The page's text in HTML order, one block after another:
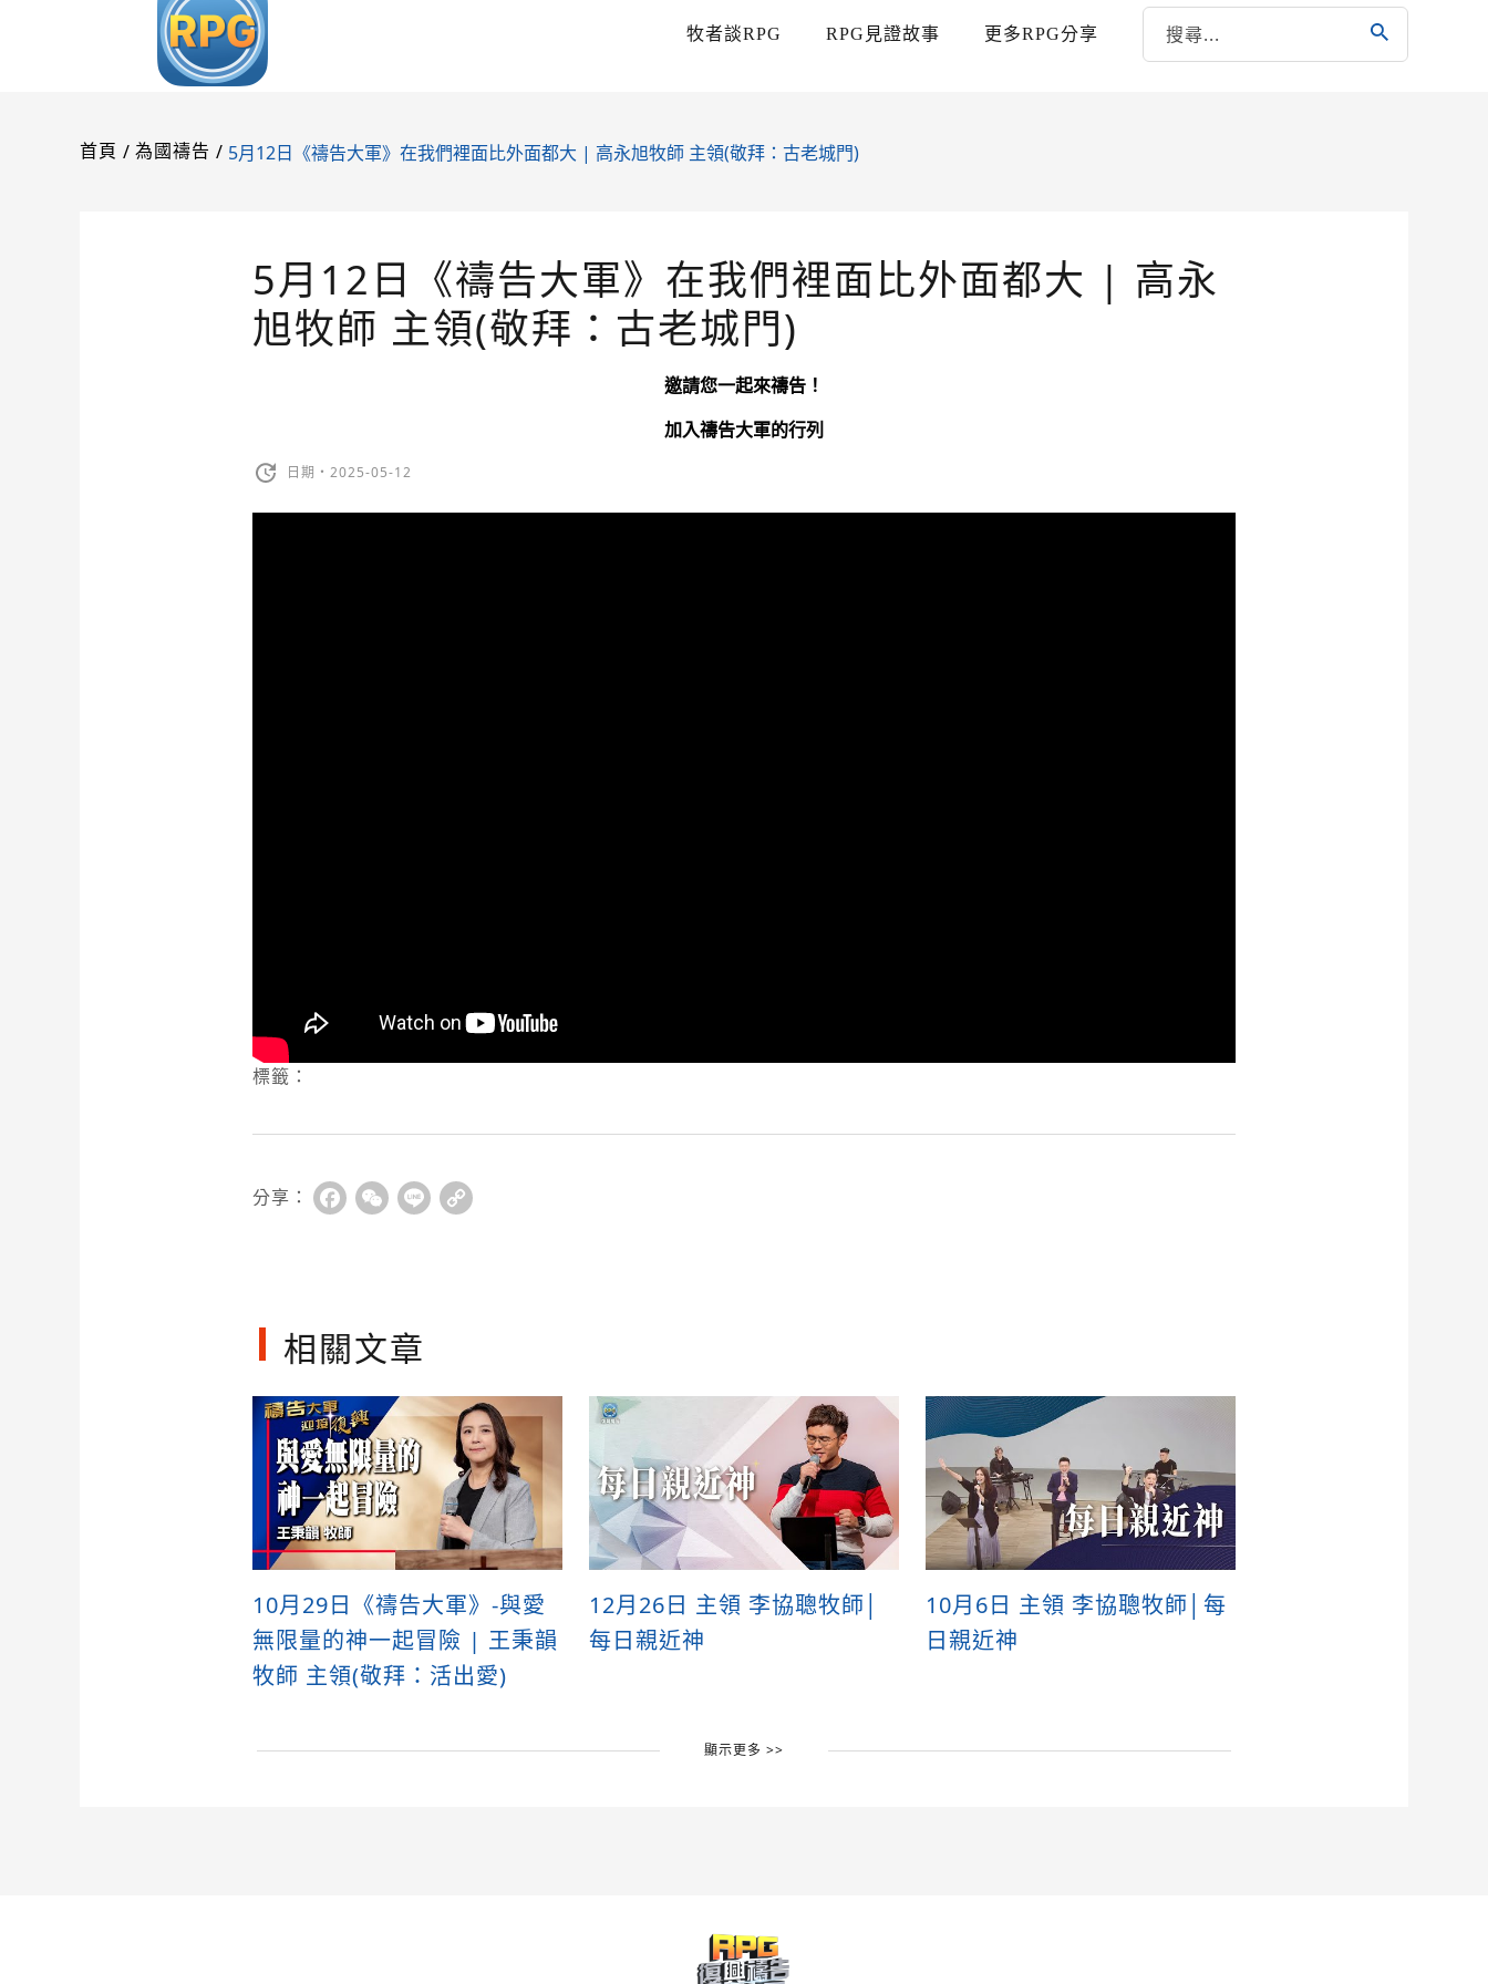
牧者談RPG RPG見證故事 更多RPG分享
首頁 / 為國禱告 / 5月12日《禱告大軍》在我們裡面比外面都大 | 高永旭牧師 主領(敬拜：古老城門)
5月12日《禱告大軍》在我們裡面比外面都大 | 高永
旭牧師 主領(敬拜：古老城門)
邀請您一起來禱告！
加入禱告大軍的行列
日期・2025-05-12
標籤：
分享： FacebookWeChat
Line
相關文章
10月29日《禱告大軍》-與愛
無限量的神一起冒險 | 王秉韻
牧師 主領(敬拜：活出愛)
12月26日 主領 李協聰牧師│
每日親近神
10月6日 主領 李協聰牧師│每
日親近神
顯示更多 >>